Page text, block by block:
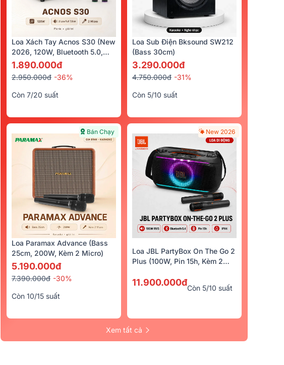
Micro Không Dây JBL VM200
6.710.000đ
400.000đ
Loa Sub Điện JBL STAGE
Liên Hệ
4.9/5(66)
13.100.000đ
Loa Xách Tay Acnos S30 (New
2026, 120W, Bluetooth 5.0,
Kèm 2 Tay Micro)
1.890.000đ
2.950.000đ -36%
Còn 7/20 suất
Loa Sub Điện Bksound SW212
(bass 30cm)
3.290.000đ
4.750.000đ -31%
Còn 5/10 suất
Bán Chạy
Loa Paramax Advance (Bass
25cm, 200W, Kèm 2 Micro)
5.190.000đ
7.390.000đ -30%
Còn 10/15 suất
New 2026
Loa JBL PartyBox On The Go 2
Plus (100W, Pin 15h, Kèm 2
11.900.000đ
Còn 5/10 suất
Xem tất cả